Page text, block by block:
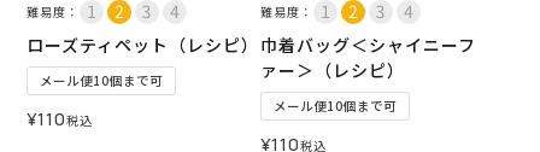
難易度：
ローズティペット（レシピ）
メール便10個まで可
¥110税込
難易度：
巾着バッグ＜シャイニーフ
ァー＞（レシピ）
メール便10個まで可
¥110税込